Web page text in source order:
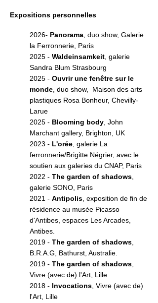
Expositions personnelles
2026- Panorama , duo show, Galerie
la Ferronnerie, Paris
2025 - ​ Waldeinsamkeit , galerie
Sandra Blum Strasbourg
2025 - Ouvrir une fenêtre sur le
monde , duo show, Maison des arts
plastiques Rosa Bonheur, Chevilly-
Larue
2025 - Blooming body , John
Marchant gallery, Brighton, UK
2023 - L'orée , galerie La
ferronnerie/Brigitte Négrier, avec le
soutien aux galeries du CNAP, Paris
2022 - The garden of shadows
galerie SONO, Paris
2021 - Antipolis , exposition de fin de
résidence au musée Picasso
d'Antibes, espaces Les Arcades,
Antibes.
2019 - The garden of shadows
B.R.A.G, Bathurst, Australie.
2019 - The garden of shadows
Vivre (avec de) l'Art, Lille
2018 - Invocations , Vivre (avec de)
l'Art, Lille